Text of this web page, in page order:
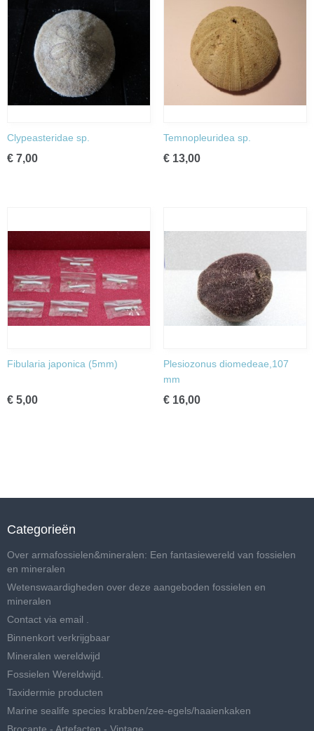
Clypeasteridae sp.
€ 7,00
Temnopleuridea sp.
€ 13,00
Fibularia japonica (5mm)
€ 5,00
Plesiozonus diomedeae,107
mm
€ 16,00
Categorieën
Over armafossielen&mineralen: Een fantasiewereld van fossielen
en mineralen
Wetenswaardigheden over deze aangeboden fossielen en
mineralen
Contact via email .
Binnenkort verkrijgbaar
Mineralen wereldwijd
Fossielen Wereldwijd.
Taxidermie producten
Marine sealife species krabben/zee-egels/haaienkaken